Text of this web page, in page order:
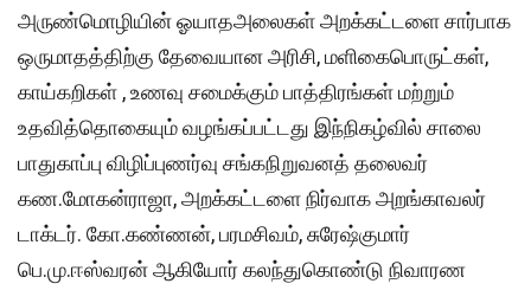
அருண்மொழியின் ஓயாதஅலைகள் அறக்கட்டளை சார்பாக
ஒருமாதத்திற்கு தேவையான அரிசி, மளிகைபொருட்கள்,
காய்கறிகள் , உணவு சமைக்கும் பாத்திரங்கள் மற்றும்
உதவித்தொகையும் வழங்கப்பட்டது இந்நிகழ்வில் சாலை
பாதுகாப்பு விழிப்புணர்வு சங்கநிறுவனத் தலைவர்
கண.மோகன்ராஜா, அறக்கட்டளை நிர்வாக அறங்காவலர்
டாக்டர். கோ.கண்ணன், பரமசிவம், சுரேஷ்குமார்
பெ.மு.ஈஸ்வரன் ஆகியோர் கலந்துகொண்டு நிவாரண